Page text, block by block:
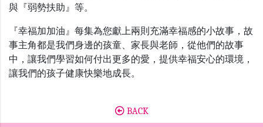
與『弱勢扶助』等。
『幸福加加油』每集為您獻上兩則充滿幸福感的小故事，故
事主角都是我們身邊的孩童、家長與老師，從他們的故事
中，讓我們學習如何付出更多的愛，提供幸福安心的環境，
讓我們的孩子健康快樂地成長。
BACK